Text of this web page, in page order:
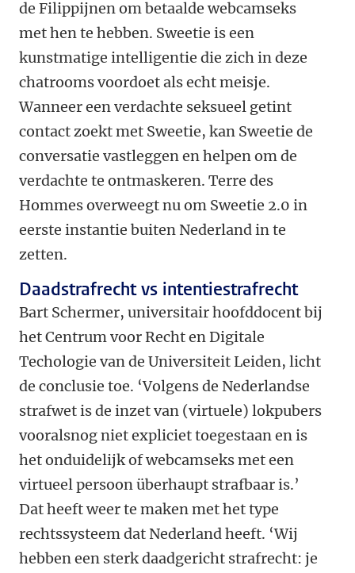
de Filippijnen om betaalde webcamseks
met hen te hebben. Sweetie is een
kunstmatige intelligentie die zich in deze
chatrooms voordoet als echt meisje.
Wanneer een verdachte seksueel getint
contact zoekt met Sweetie, kan Sweetie de
conversatie vastleggen en helpen om de
verdachte te ontmaskeren. Terre des
Hommes overweegt nu om Sweetie 2.0 in
eerste instantie buiten Nederland in te
zetten.
Daadstrafrecht vs intentiestrafrecht
Bart Schermer, universitair hoofddocent bij
het Centrum voor Recht en Digitale
Techologie van de Universiteit Leiden, licht
de conclusie toe. ‘Volgens de Nederlandse
strafwet is de inzet van (virtuele) lokpubers
vooralsnog niet expliciet toegestaan en is
het onduidelijk of webcamseks met een
virtueel persoon überhaupt strafbaar is.’
Dat heeft weer te maken met het type
rechtssysteem dat Nederland heeft. ‘Wij
hebben een sterk daadgericht strafrecht: je